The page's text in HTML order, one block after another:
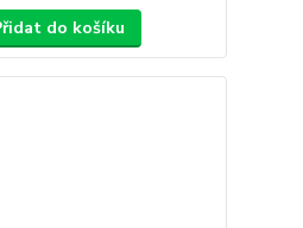
do košíku